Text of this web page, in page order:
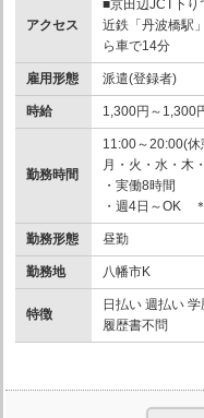
アクセス
■京田辺JCT下
近鉄「丹波橋駅
ら車で14分
雇用形態 派遣(登録者)
時給 1,300円～1,300
勤務時間
11:00～20:00(休
月・火・水・木
・実働8時間
・週4日～OK
勤務形態 昼勤
勤務地 八幡市K
特徴
日払い 週払い
履歴書不問